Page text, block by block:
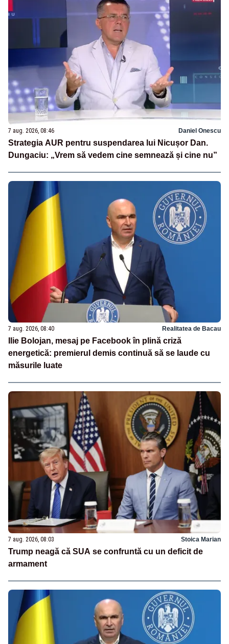
7 aug. 2026, 08:46 Daniel Onescu
Strategia AUR pentru suspendarea lui Nicușor Dan.
Dungaciu: „Vrem să vedem cine semnează și cine nu”
7 aug. 2026, 08:40 Realitatea de Bacau
Ilie Bolojan, mesaj pe Facebook în plină criză
energetică: premierul demis continuă să se laude cu
măsurile luate
7 aug. 2026, 08:03 Stoica Marian
Trump neagă că SUA se confruntă cu un deficit de
armament